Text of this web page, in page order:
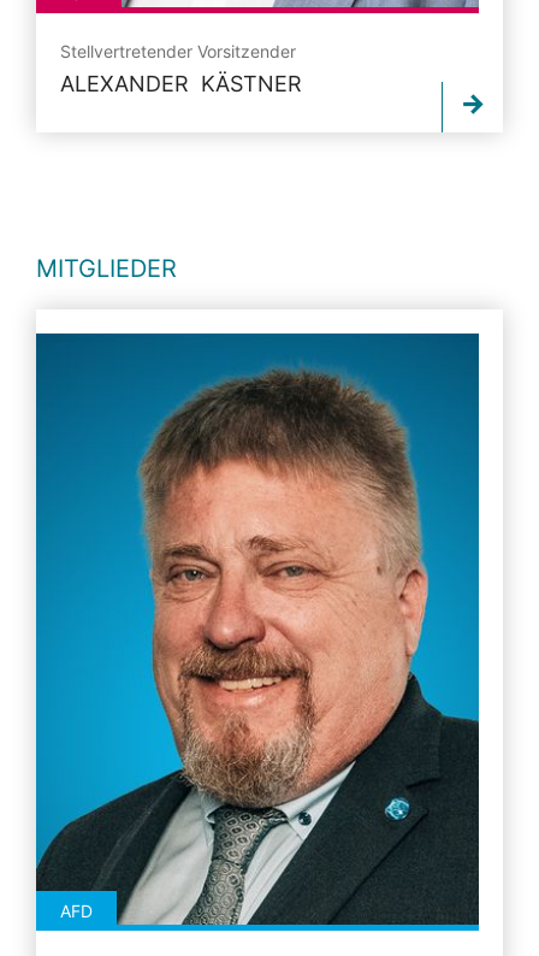
Stellvertretender Vorsitzender
ALEXANDER KÄSTNER
MITGLIEDER
AFD